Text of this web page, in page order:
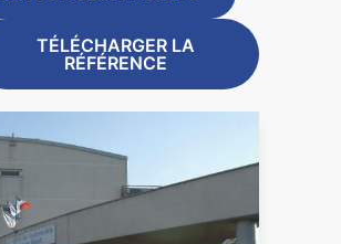
TÉLÉCHARGER LA
RÉFÉRENCE